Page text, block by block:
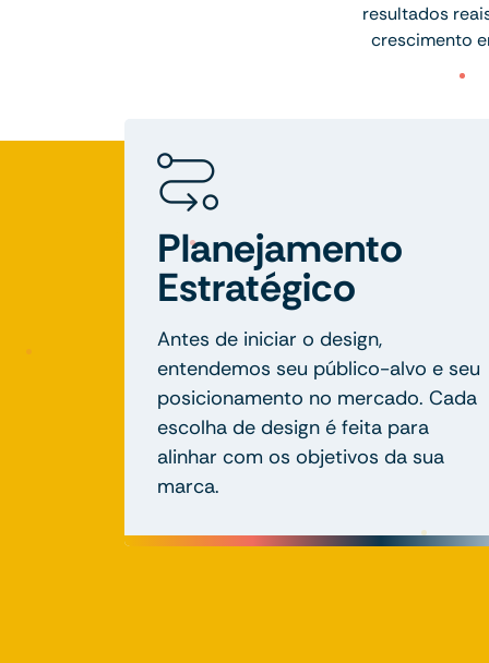
resultados
crescimento
Planejamento
Estratégico
Antes de iniciar o design,
entendemos seu público-alvo e seu
posicionamento no mercado. Cada
escolha de design é feita para
alinhar com os objetivos da sua
marca.